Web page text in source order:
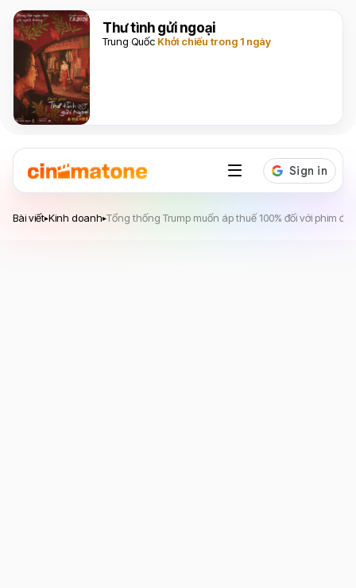
Thư tình gửi ngoại
Trung Quốc Khởi chiếu trong 1 ngày
Bài viết▸Kinh doanh▸Tổng thống Trump muốn áp thuế 100% đối với phim